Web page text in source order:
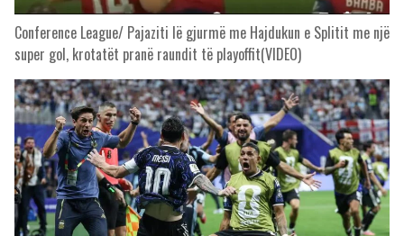
Conference League/ Pajaziti lë gjurmë me Hajdukun e Splitit me një
super gol, krotatët pranë raundit të playoffit(VIDEO)